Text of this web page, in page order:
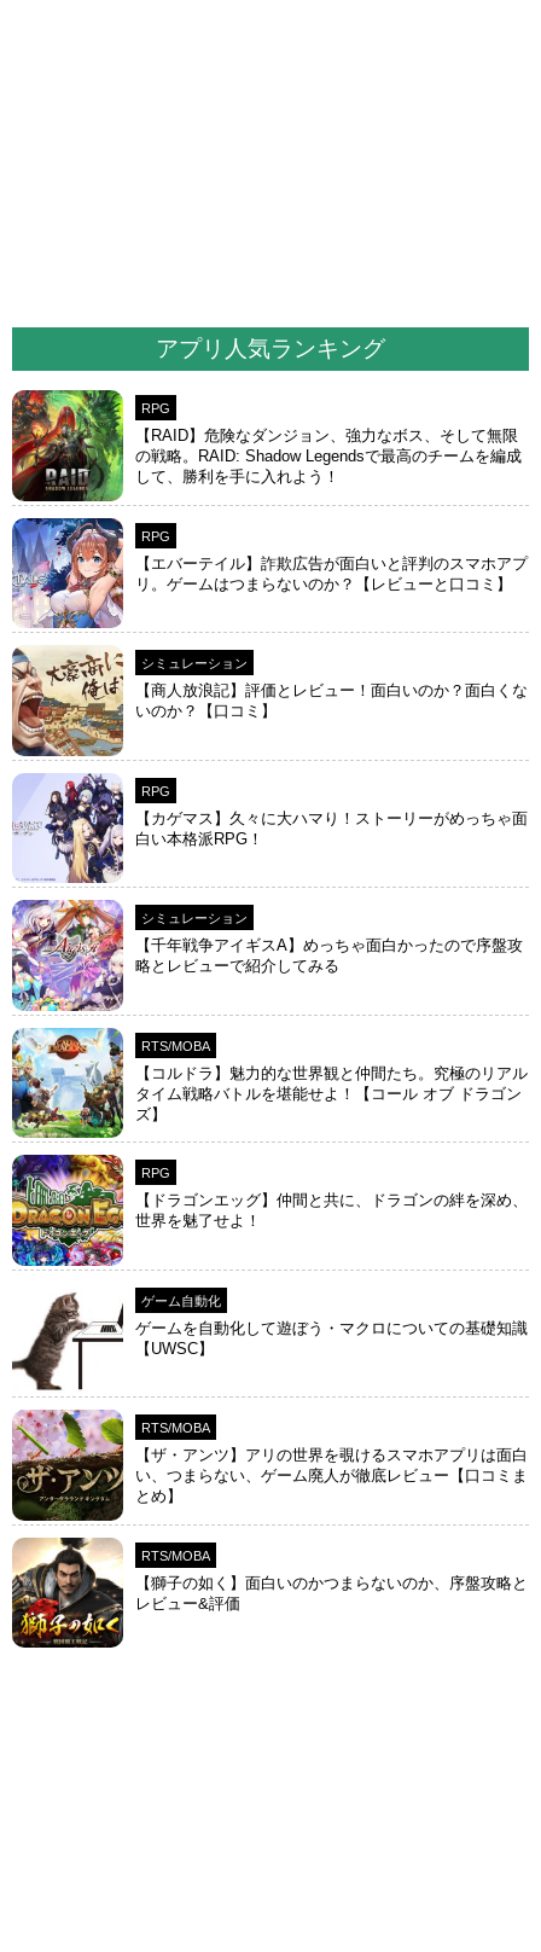
アプリ人気ランキング
RPG
【RAID】危険なダンジョン、強力なボス、そして無限
の戦略。RAID: Shadow Legendsで最高のチームを編成
して、勝利を手に入れよう！
RPG
【エバーテイル】詐欺広告が面白いと評判のスマホアプ
リ。ゲームはつまらないのか？【レビューと口コミ】
シミュレーション
【商人放浪‪記】評価とレビュー！面白いのか？面白くな
いのか？【口コミ】
RPG
【カゲマス】久々に大ハマり！ストーリーがめっちゃ面
白い本格派RPG！
シミュレーション
【千年戦争アイギスA】めっちゃ面白かったので序盤攻
略とレビューで紹介してみる
RTS/MOBA
【コルドラ】魅力的な世界観と仲間たち。究極のリアル
タイム戦略バトルを堪能せよ！【コール オブ ドラゴン
ズ】
RPG
【ドラゴンエッグ】仲間と共に、ドラゴンの絆を深め、
世界を魅了せよ！
ゲーム自動化
ゲームを自動化して遊ぼう・マクロについての基礎知識
【UWSC】
RTS/MOBA
【ザ・アンツ】アリの世界を覗けるスマホアプリは面白
い、つまらない、ゲーム廃人が徹底レビュー【口コミま
とめ】
RTS/MOBA
【獅子の如く】面白いのかつまらないのか、序盤攻略と
レビュー&評価